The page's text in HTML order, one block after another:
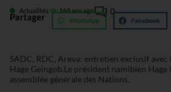
Actualités 168 ans ago 0
Partager WhatsApp Facebook
SADC, RDC, Areva: entretien exclusif
Hage Geingob.Le président namibien Hage
assemblée générale des Nations.